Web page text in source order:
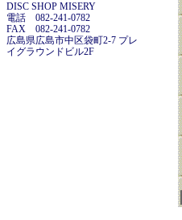
DISC SHOP MISERY
電話 082-241-0782
FAX 082-241-0782
広島県広島市中区袋町2-7 プレ
イグラウンドビル2F